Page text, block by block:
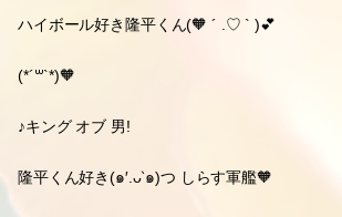
ハイボール好き隆平くん(🧡 ´ .♡ ` )💕
(*´꒳`*)🧡
♪キング オブ 男!
隆平くん好き(๑′.ᴗ‵๑)つ しらす軍艦🧡